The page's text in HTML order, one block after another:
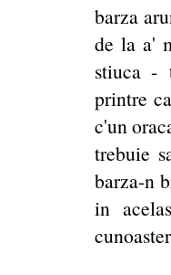
barza
de la a'
stiuca -
printre
c'un
trebuie
barza-n
in